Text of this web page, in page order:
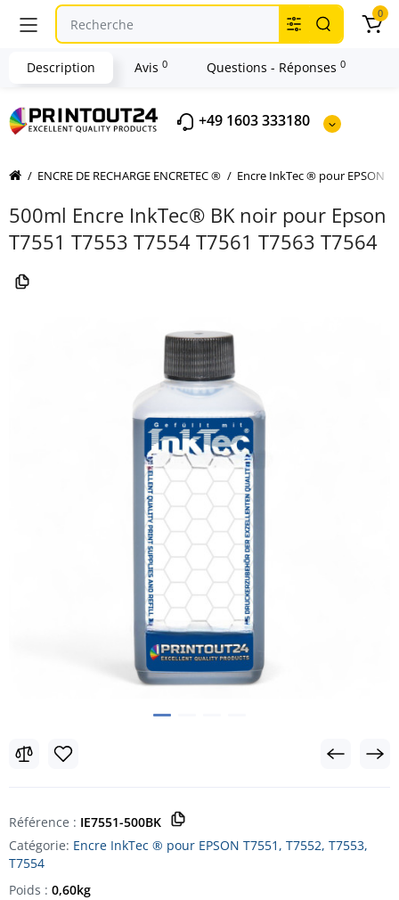
+49 1603 333180
0
ENCRE DE RECHARGE ENCRETEC ® Encre InkTec ® pour EPSON
500ml Encre InkTec® BK noir pour Epson
T7551 T7553 T7554 T7561 T7563 T7564
Référence : IE7551-500BK
Catégorie: Encre InkTec ® pour EPSON T7551, T7552, T7553,
T7554
Poids : 0,60kg
Description Avis 0 Questions - Réponses 0